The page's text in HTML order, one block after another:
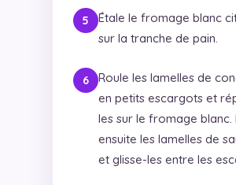
Étale le fromage blanc
sur la tranche de pain.
Roule les lamelles de
en petits escargots et
les sur le fromage blanc.
ensuite les lamelles de
et glisse-les entre les